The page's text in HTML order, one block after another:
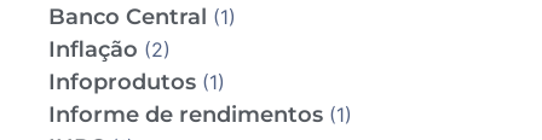
Banco Central (1)
Inflação (2)
Infoprodutos (1)
Informe de rendimentos (1)